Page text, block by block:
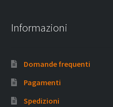
Informazioni
Domande frequenti
Pagamenti
Spedizioni